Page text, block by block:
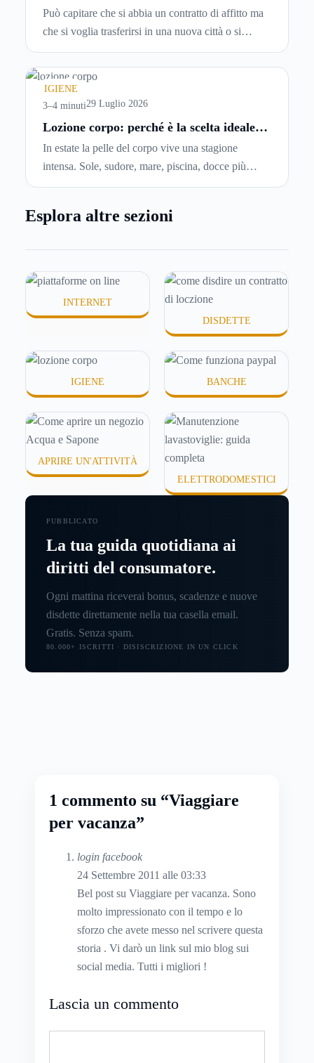
modo corretto ed efficace
Può capitare che si abbia un contratto di affitto ma
che si voglia trasferirsi in una nuova città o si
abbiano problemi a pagare il canone, per cui si
comincia a cercare un’altra abitazione: è legittimo
chiedersi se è possibile
locazioneprima che scada. In questa guida
capiremo come inviare la disdetta per un contratto
IGIENE
3–4 minuti29 Luglio 2026
Lozione corpo: perché è la scelta ideale
In estate la pelle del corpo vive una stagione
intensa. Sole, sudore, mare, piscina, docce più
frequenti e aria condizionata possono renderla
meno confortevole. Eppure, proprio nei mesi caldi,
o difficili da assorbire.
Esplora altre sezioni
INTERNET
DISDETTE
IGIENE BANCHE
APRIRE UN'ATTIVITÀ
ELETTRODOMESTICI
PUBBLICATO
La tua guida quotidiana ai
diritti del consumatore.
Ogni mattina riceverai bonus, scadenze e nuove
disdette direttamente nella tua casella email.
Gratis. Senza spam.
80.000+ ISCRITTI · DISISCRIZIONE IN UN CLICK
1 commento su “Viaggiare
per vacanza”
login facebook
24 Settembre 2011 alle 03:33
Bel post su Viaggiare per vacanza. Sono
molto impressionato con il tempo e lo
sforzo che avete messo nel scrivere questa
storia . Vi darò un link sul mio blog sui
social media. Tutti i migliori !
Lascia un commento